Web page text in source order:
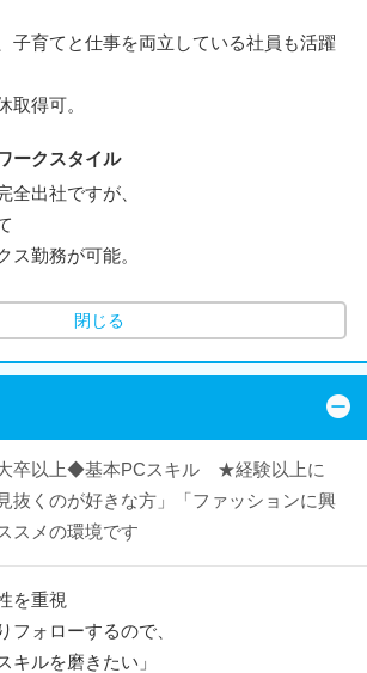
子育てと仕事を両立している社員も活躍
取得可。
ークスタイル
全出社ですが、
ス勤務が可能。
閉じる
卒以上◆基本PCスキル ★経験以上に
抜くのが好きな方」「ファッションに興
スメの環境です
を重視
フォローするので、
キルを磨きたい」